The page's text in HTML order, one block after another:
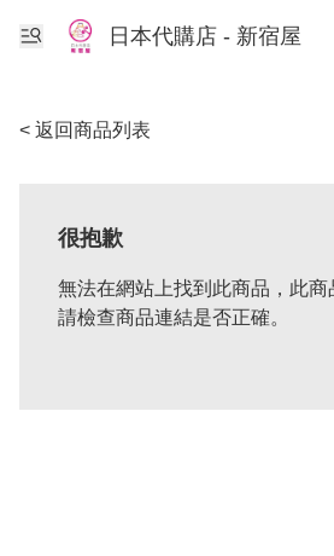
日本代購店 - 新宿屋
< 返回商品列表
很抱歉
無法在網站上找到此商品，此商
請檢查商品連結是否正確。